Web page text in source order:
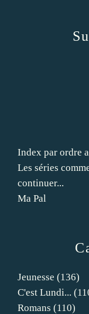
Jeunesse (136)
C'est Lundi...
Romans (110)
Index par ordre
Les séries
continuer...
Ma Pal